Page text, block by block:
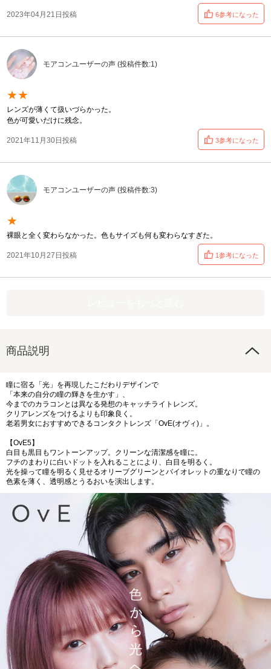
2023年04月21日投稿 6参考になった
モアコンユーザーの声 (投稿件数:1)
★★
レンズが薄くて扱いづらかった。
色が可愛いだけに残念。
2021年11月30日投稿 3参考になった
モアコンユーザーの声 (投稿件数:3)
★
裸眼と全く変わらなかった。色もサイズも何も変わらなすぎた。
2021年10月27日投稿 1参考になった
商品説明
瞳に宿る「光」を再現したこだわりデザインで
「本来の自分の瞳の輝きを生かす」、
今までのカラコンとは異なる発想のキャッチライトレンズ。
クリアレンズをつけるよりも印象良く。
老若男女におすすめできるコンタクトレンズ「OvE(オヴィ)」。
【OvE5】
白目も黒目もワントーンアップ。クリーンな清潔感を瞳に。
フチのまわりに白いドットを入れることにより、白目を明るく。
光を操って瞳を明るく見せるオリーブグリーンとバイオレットの重なりで瞳の
色素を薄く、透明感とうるおいを演出します。